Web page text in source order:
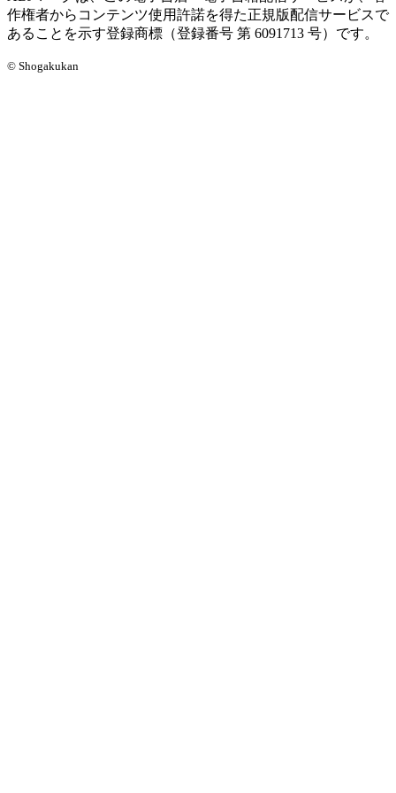
作権者からコンテンツ使用許諾を得た正規版配信サービスで
あることを示す登録商標（登録番号 第 6091713 号）です。
© Shogakukan